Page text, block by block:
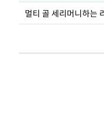
멀티 골 세리머니하는